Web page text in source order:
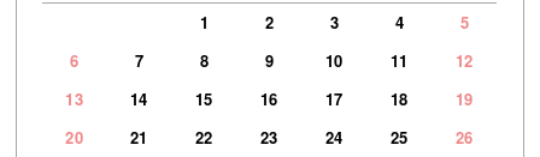
1
2 3 4
5
6
7 8 9 10 11
12
13
14 15 16 17 18
19
20
21 22 23 24 25
26